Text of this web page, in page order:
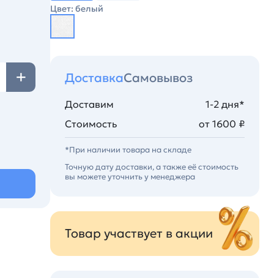
Цвет: белый
ДоставкаСамовывоз
Доставим
1-2 дня*
Стоимость
от 1600 ₽
*При наличии товара на складе
Точную дату доставки, а также её стоимость
вы можете уточнить у менеджера
Товар участвует в акции